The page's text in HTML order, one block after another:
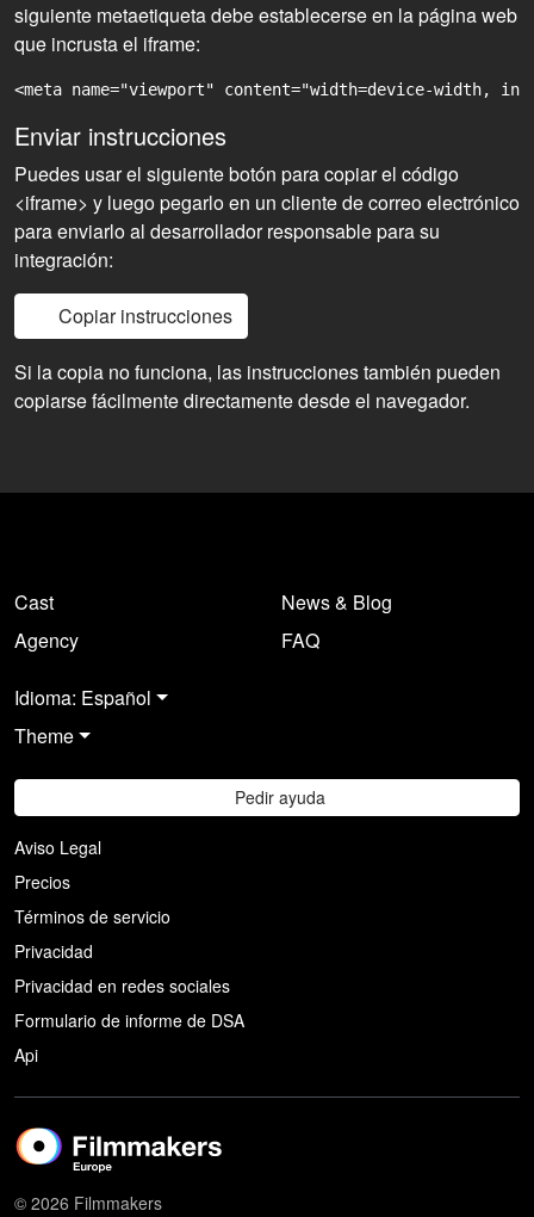
siguiente metaetiqueta debe establecerse en la página web
que incrusta el iframe:
<meta name="viewport" content="width=device-width,
Enviar instrucciones
Puedes usar el siguiente botón para copiar el código
<iframe> y luego pegarlo en un cliente de correo electrónico
para enviarlo al desarrollador responsable para su
integración:
Copiar instrucciones
Si la copia no funciona, las instrucciones también pueden
copiarse fácilmente directamente desde el navegador.
Cast
Agency
News & Blog
FAQ
Idioma: Español
Theme
Pedir ayuda
Aviso Legal
Precios
Términos de servicio
Privacidad
Privacidad en redes sociales
Formulario de informe de DSA
Api
© 2026 Filmmakers